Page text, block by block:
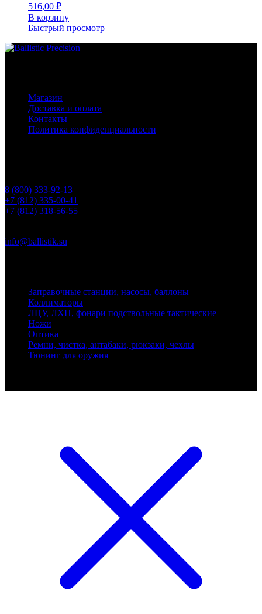
516,00 ₽
В корзину
Быстрый просмотр
Магазин
Доставка и оплата
Контакты
Политика конфиденциальности
8 (800) 333-92-13
+7 (812) 335-00-41
+7 (812) 318-56-55
info@ballistik.su
Заправочные станции, насосы, баллоны
Коллиматоры
ЛЦУ, ЛХП, фонари подствольные тактические
Ножи
Оптика
Ремни, чистка, антабаки, рюкзаки, чехлы
Тюнинг для оружия